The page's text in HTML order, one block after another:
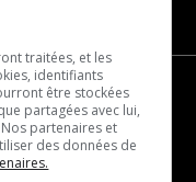
traitées, et les
identifiants
être stockées
partagées avec lui,
partenaires et
des données de